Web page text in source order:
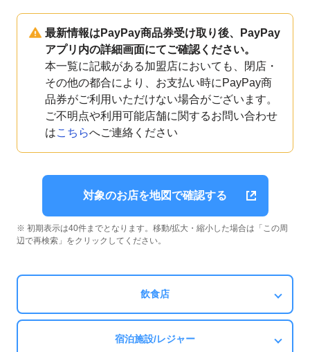
最新情報はPayPay商品券受け取り後、PayPay
アプリ内の詳細画面にてご確認ください。
本一覧に記載がある加盟店においても、閉店・
その他の都合により、お支払い時にPayPay商
品券がご利用いただけない場合がございます。
ご不明点や利用可能店舗に関するお問い合わせ
はこちらへご連絡ください
対象のお店を地図で確認する
※ 初期表示は40件までとなります。移動/拡大・縮小した場合は「この周
辺で再検索」をクリックしてください。
飲食店
宿泊施設/レジャー